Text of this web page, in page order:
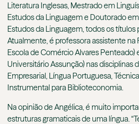
Literatura Inglesas, Mestrado em
Estudos da Linguagem e Doutorado
Estudos da Linguagem, todos os títulos
Atualmente, é professora assistente na
Escola de Comércio Alvares Penteado)
Universitário Assunção) nas disciplinas
Empresarial, Língua Portuguesa,
Instrumental para Biblioteconomia.
Na opinião de Angélica, é muito
estruturas gramaticais de uma língua.